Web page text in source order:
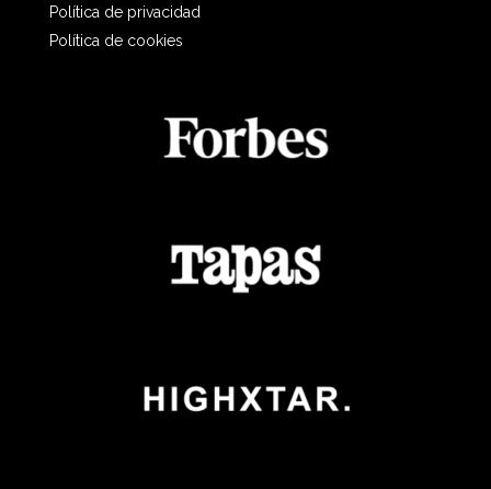
Política de privacidad
Política de cookies